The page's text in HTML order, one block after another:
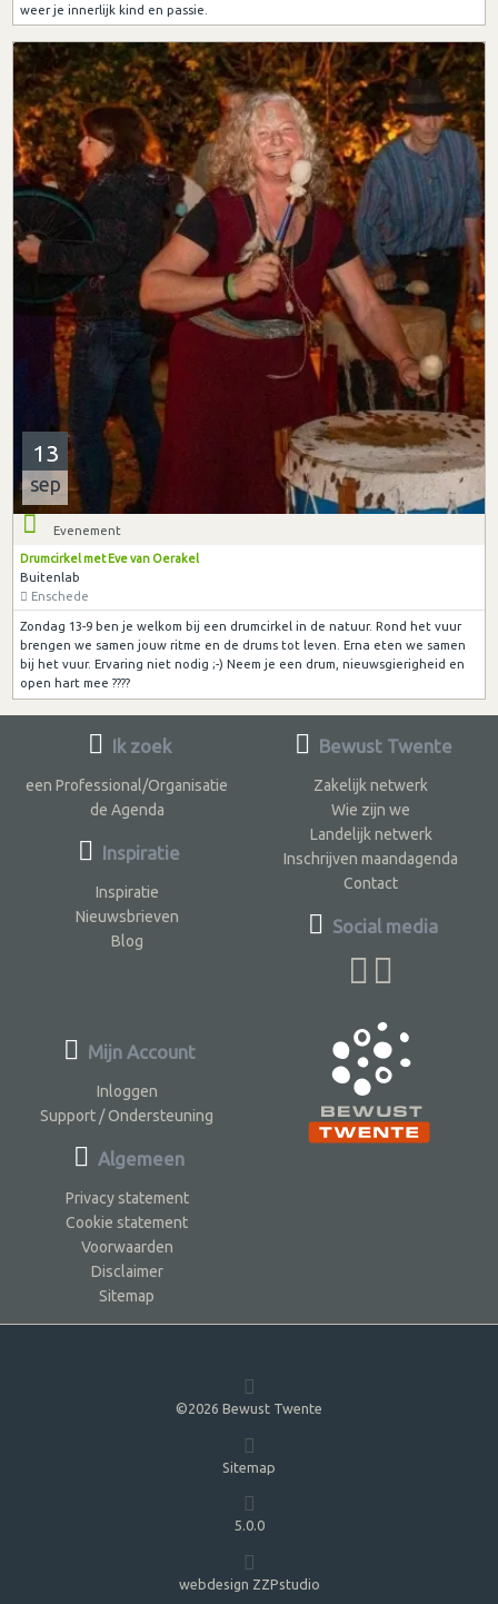
weer je innerlijk kind en passie.
13
sep
Evenement
Drumcirkel met Eve van Oerakel
Buitenlab
Enschede
Zondag 13-9 ben je welkom bij een drumcirkel in de natuur. Rond het vuur
brengen we samen jouw ritme en de drums tot leven. Erna eten we samen
bij het vuur. Ervaring niet nodig ;-) Neem je een drum, nieuwsgierigheid en
open hart mee ????
Ik zoek
een Professional/Organisatie
de Agenda
Inspiratie
Inspiratie
Nieuwsbrieven
Blog
Bewust Twente
Zakelijk netwerk
Wie zijn we
Landelijk netwerk
Inschrijven maandagenda
Contact
Social media
Mijn Account
Inloggen
Support / Ondersteuning
Algemeen
Privacy statement
Cookie statement
Voorwaarden
Disclaimer
Sitemap
©2026 Bewust Twente
Sitemap
5.0.0
webdesign ZZPstudio